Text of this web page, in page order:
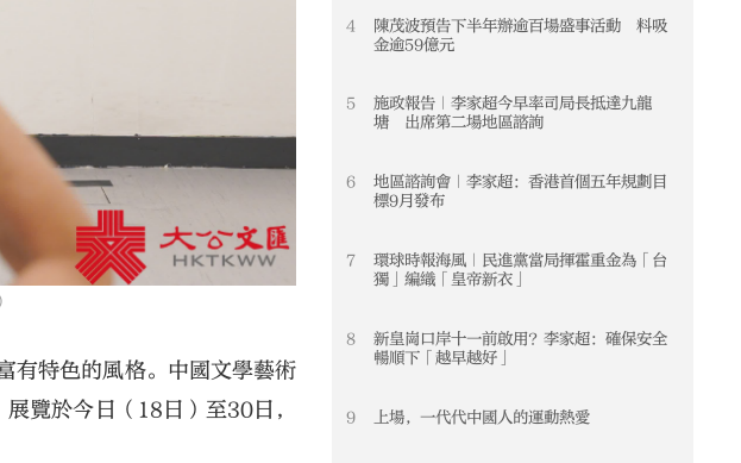
有特色的風格。中國文學藝術
覽於今日（18日）至30日，
4
陳茂波預告下半年辦逾百場盛事活動 料吸
金逾59億元
5
施政報告｜李家超今早率司局長抵達九龍
塘 出席第二場地區諮詢
6
地區諮詢會｜李家超：香港首個五年規劃目
標9月發布
7
環球時報海風｜民進黨當局揮霍重金為「台
獨」編織「皇帝新衣」
8
新皇崗口岸十一前啟用？李家超：確保安全
暢順下「越早越好」
9 上場，一代代中國人的運動熱愛